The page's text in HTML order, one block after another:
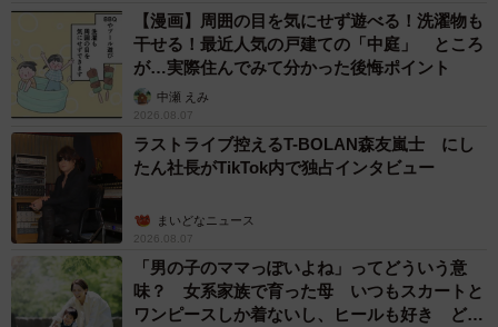
見ると、特にシャキッともしておらず…。下着はすべて新
品に買いそろえようと思うのでした。
【漫画】周囲の目を気にせず遊べる！洗濯物も
干せる！最近人気の戸建ての「中庭」 ところ
が…実際住んでみて分かった後悔ポイント
中瀬 えみ
2026.08.07
ラストライブ控えるT-BOLAN森友嵐士 にし
たん社長がTikTok内で独占インタビュー
まいどなニュース
2026.08.07
「男の子のママっぽいよね」ってどういう意
味？ 女系家族で育った母 いつもスカートと
ワンピースしか着ないし、ヒールも好き どの